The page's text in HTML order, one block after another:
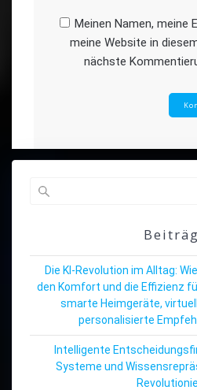
Meinen Namen, meine
meine Website in
nächste
Die KI-Revolution im Alltag:
den Komfort und die Effizienz
smarte Heimgeräte,
personalisierte
Intelligente
Systeme und